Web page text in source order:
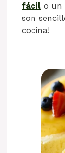
fácil o un
son
cocina!